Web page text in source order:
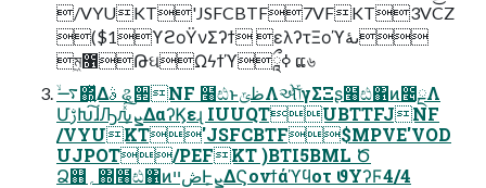
/VYUKT'JSFCBTF7VFKT3VCZ
($1ϒϩοΫνΣʔϯ ελʔτΞοϓىۀ
ম͖೑ԹઘΩϟϯϓཱྀߦ ແ৬
࠷ۙ΍͍ͬͯΔࣄ ୡ੒NF ໨ඪͱظݶΛએݴͯ͠γΣΞʂ໨ඪ΁ͷ೤ྔΛ
ՄࢹԽ͠ɺԠԉͯ͠ܨ͕ΔαʔϏεɻ IUUQTUBTTFJNF
/VYUKT'JSFCBTF$MPVE'VOD
UJPOT/PEFKT )BTI5BML Ծ
Ձ஋؍΍໨ඪ΁ͷڞײͰܨ͕ΔϚονϯάϓϥοτ ϑΥʔϜ4/4